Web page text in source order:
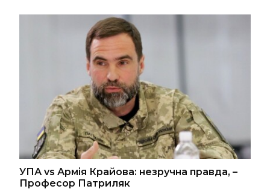
УПА vs Армія Крайова: незручна правда, –
Професор Патриляк